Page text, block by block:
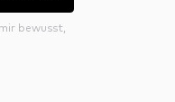
bewusst,